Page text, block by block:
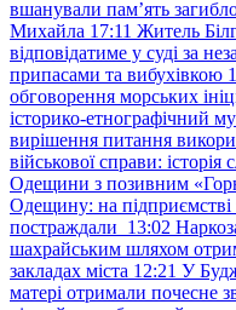
вшанували пам’ять
Михайла 17:11 Житель
відповідатиме у суді за
припасами та вибухівкою
обговорення морських
історико-етнографічний
вирішення питання
військової справи:
Одещини з позивним
Одещину: на підприємстві
постраждали 13:02
шахрайським шляхом
закладах міста 12:21 У
матері отримали почесне